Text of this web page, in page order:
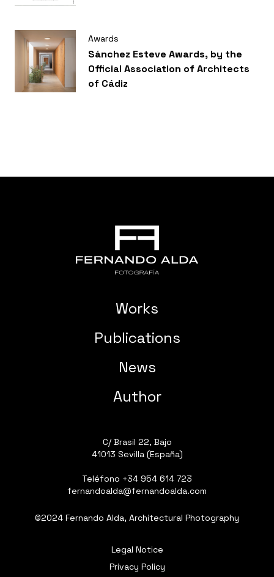
Awards
Sánchez Esteve Awards, by the
Official Association of Architects
of Cádiz
Works
Publications
News
Author
C/ Brasil 22, Bajo
41013 Sevilla (España)
Teléfono +34 954 614 723
fernandoalda@fernandoalda.com
©2024 Fernando Alda, Architectural Photography
Legal Notice
Privacy Policy